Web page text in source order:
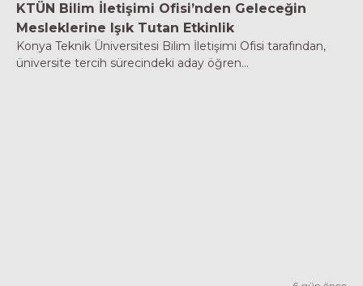
KTÜN Bilim İletişimi Ofisi’nden Geleceğin
Mesleklerine Işık Tutan Etkinlik
Konya Teknik Üniversitesi Bilim İletişimi Ofisi tarafından,
üniversite tercih sürecindeki aday öğren...